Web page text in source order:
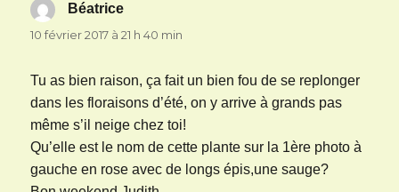
Béatrice
10 février 2017 à 21 h 40 min
Tu as bien raison, ça fait un bien fou de se replonger
dans les floraisons d’été, on y arrive à grands pas
même s’il neige chez toi!
Qu’elle est le nom de cette plante sur la 1ère photo à
gauche en rose avec de longs épis,une sauge?